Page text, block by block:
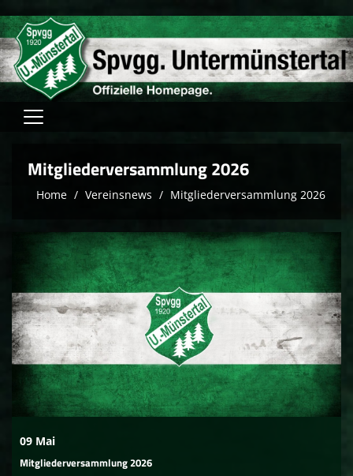
Tischtennis
Hallensport
Schach
FAM
Sponsoren
Social media
Mitglied werden
Mitgliederversammlung 2026
Home Vereinsnews Mitgliederversammlung 2026
09 Mai
Mitgliederversammlung 2026